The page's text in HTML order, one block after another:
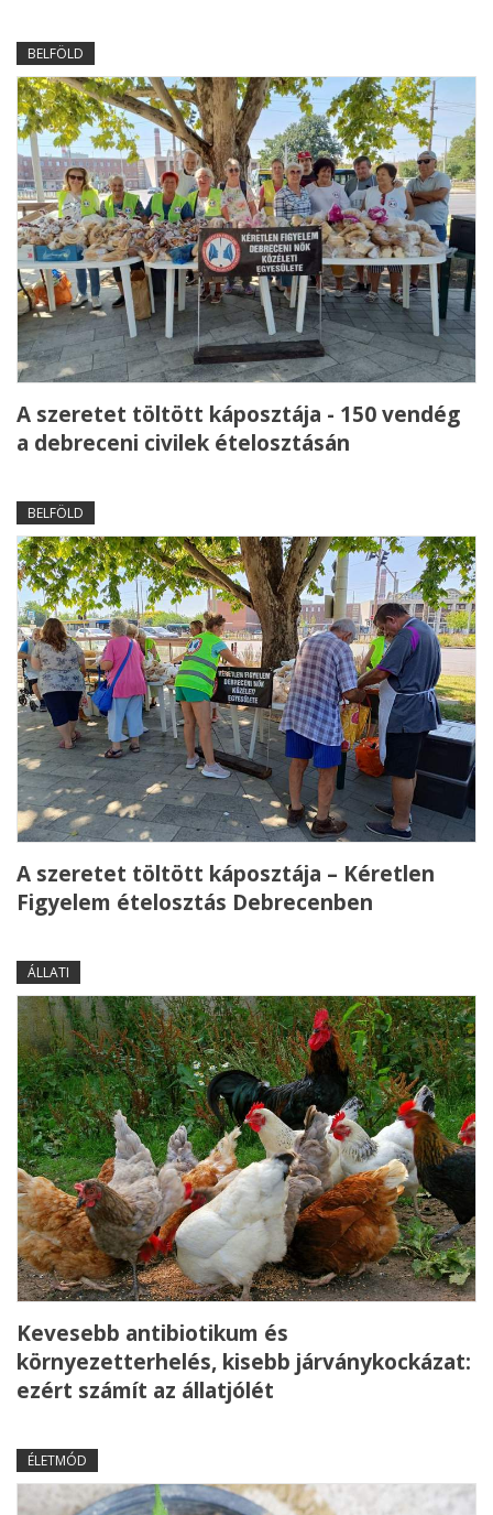
BELFÖLD
A szeretet töltött káposztája - 150 vendég
a debreceni civilek ételosztásán
BELFÖLD
A szeretet töltött káposztája – Kéretlen
Figyelem ételosztás Debrecenben
ÁLLATI
Kevesebb antibiotikum és
környezetterhelés, kisebb járványkockázat:
ezért számít az állatjólét
ÉLETMÓD